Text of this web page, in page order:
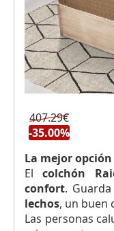
407.29€
-35.00%
La mejor
Elcolchón
confort.
lechos, un buen
Las personas